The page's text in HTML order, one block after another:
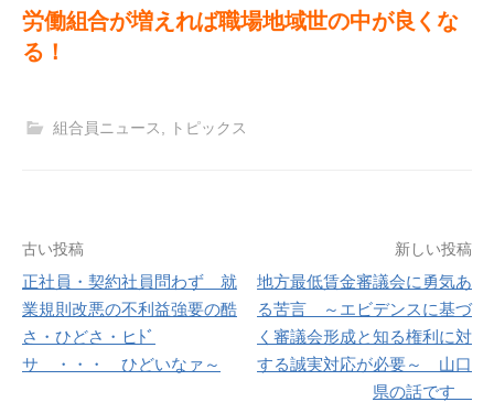
労働組合が増えれば職場地域世の中が良くな
る！
組合員ニュース, トピックス
投
稿
ナ
ビ
古い投稿
正社員・契約社員問わず 就
業規則改悪の不利益強要の酷
さ・ひどさ・ヒﾄﾞ
サ ・・・ ひどいなァ～
新しい投稿
地方最低賃金審議会に勇気あ
る苦言 ～エビデンスに基づ
く審議会形成と知る権利に対
する誠実対応が必要～ 山口
県の話です